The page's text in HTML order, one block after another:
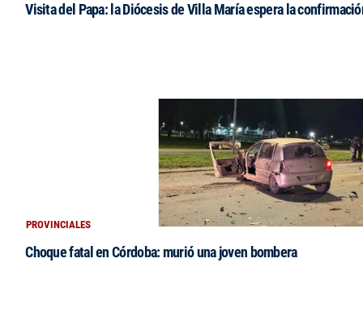
Visita del Papa: la Diócesis de Villa María espera la
PROVINCIALES
Choque fatal en Córdoba: murió una joven bombera